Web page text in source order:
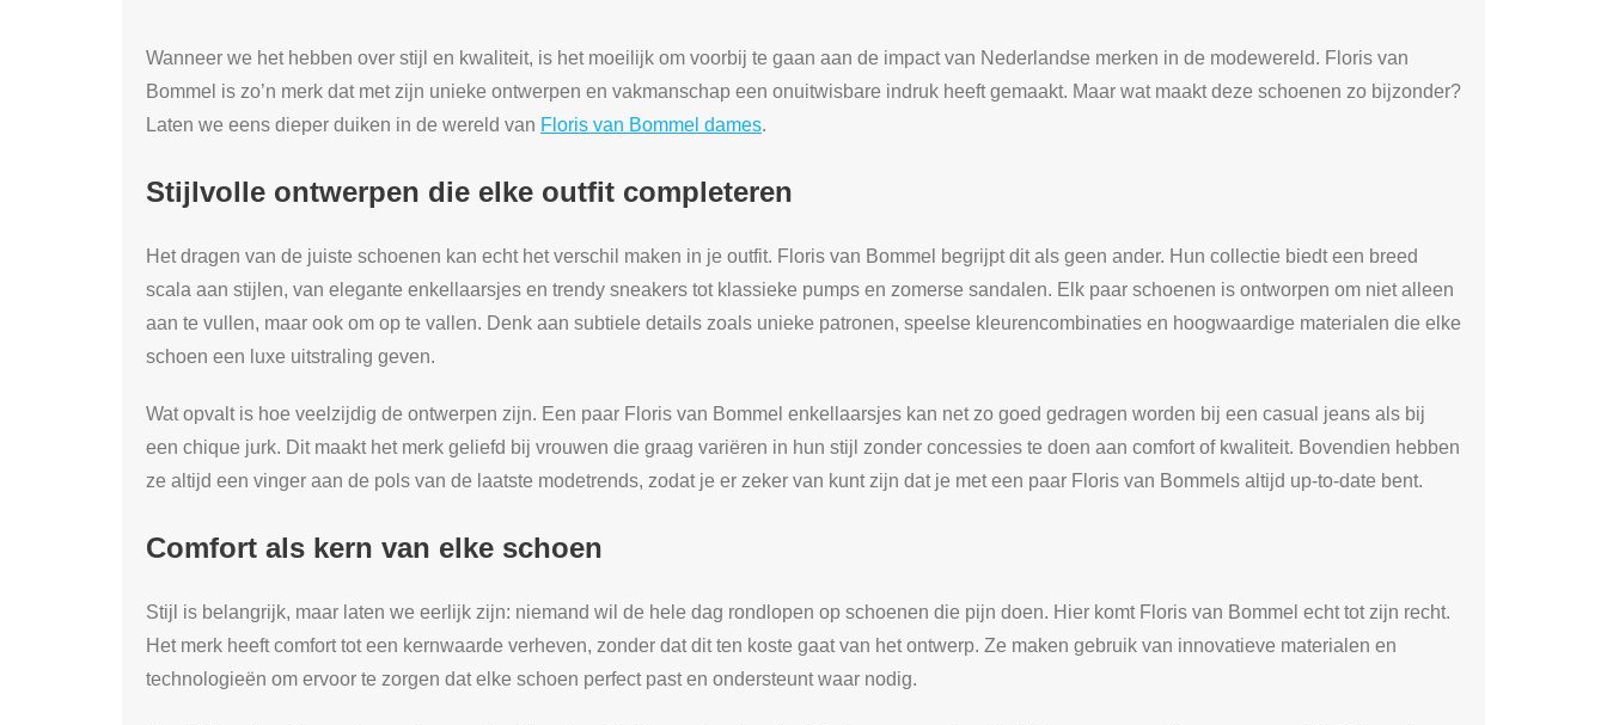
Wanneer we het hebben over stijl en kwaliteit, is het moeilijk om voorbij te gaan aan de impact van Nederlandse merken in de modewereld. Floris van
Bommel is zo’n merk dat met zijn unieke ontwerpen en vakmanschap een onuitwisbare indruk heeft gemaakt. Maar wat maakt deze schoenen zo bijzonder?
Laten we eens dieper duiken in de wereld van Floris van Bommel dames.
Stijlvolle ontwerpen die elke outfit completeren
Het dragen van de juiste schoenen kan echt het verschil maken in je outfit. Floris van Bommel begrijpt dit als geen ander. Hun collectie biedt een breed
scala aan stijlen, van elegante enkellaarsjes en trendy sneakers tot klassieke pumps en zomerse sandalen. Elk paar schoenen is ontworpen om niet alleen
aan te vullen, maar ook om op te vallen. Denk aan subtiele details zoals unieke patronen, speelse kleurencombinaties en hoogwaardige materialen die elke
schoen een luxe uitstraling geven.
Wat opvalt is hoe veelzijdig de ontwerpen zijn. Een paar Floris van Bommel enkellaarsjes kan net zo goed gedragen worden bij een casual jeans als bij
een chique jurk. Dit maakt het merk geliefd bij vrouwen die graag variëren in hun stijl zonder concessies te doen aan comfort of kwaliteit. Bovendien hebben
ze altijd een vinger aan de pols van de laatste modetrends, zodat je er zeker van kunt zijn dat je met een paar Floris van Bommels altijd up-to-date bent.
Comfort als kern van elke schoen
Stijl is belangrijk, maar laten we eerlijk zijn: niemand wil de hele dag rondlopen op schoenen die pijn doen. Hier komt Floris van Bommel echt tot zijn recht.
Het merk heeft comfort tot een kernwaarde verheven, zonder dat dit ten koste gaat van het ontwerp. Ze maken gebruik van innovatieve materialen en
technologieën om ervoor te zorgen dat elke schoen perfect past en ondersteunt waar nodig.